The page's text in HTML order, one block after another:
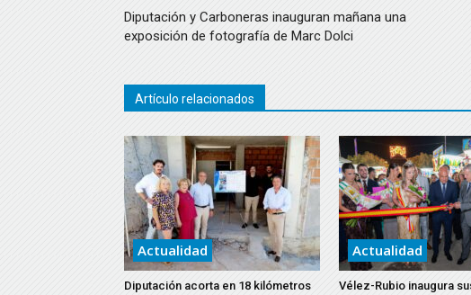
Diputación y Carboneras inauguran mañana una
exposición de fotografía de Marc Dolci
Artículo relacionados
Actualidad
Diputación acorta en 18 kilómetros
Actualidad
Vélez-Rubio inaugura